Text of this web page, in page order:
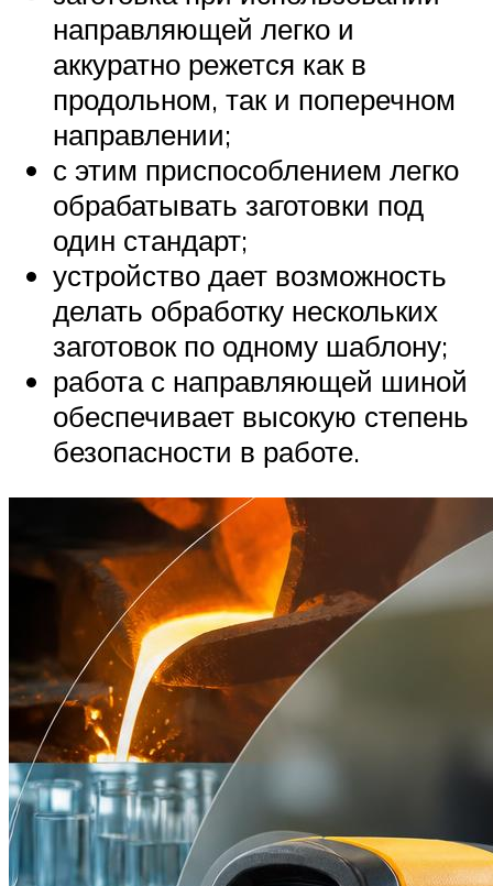
направляющей легко и
аккуратно режется как в
продольном, так и поперечном
направлении;
с этим приспособлением легко
обрабатывать заготовки под
один стандарт;
устройство дает возможность
делать обработку нескольких
заготовок по одному шаблону;
работа с направляющей шиной
обеспечивает высокую степень
безопасности в работе.